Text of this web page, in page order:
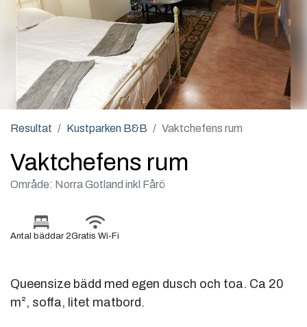
Resultat Kustparken B&B Vaktchefens rum
Vaktchefens rum
Område: Norra Gotland inkl Fårö
Antal bäddar 2Gratis Wi-Fi
Queensize bädd med egen dusch och toa. Ca 20
m², soffa, litet matbord.